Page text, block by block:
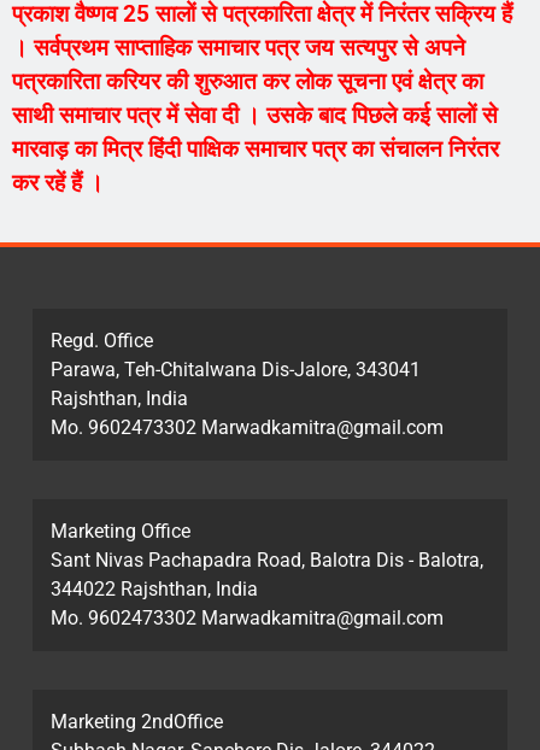
प्रकाश वैष्णव 25 सालों से पत्रकारिता क्षेत्र में निरंतर सक्रिय हैं
। सर्वप्रथम साप्ताहिक समाचार पत्र जय सत्यपुर से अपने
पत्रकारिता करियर की शुरुआत कर लोक सूचना एवं क्षेत्र का
साथी समाचार पत्र में सेवा दी । उसके बाद पिछले कई सालों से
मारवाड़ का मित्र हिंदी पाक्षिक समाचार पत्र का संचालन निरंतर
कर रहें हैं ।
Regd. Office
Parawa, Teh-Chitalwana Dis-Jalore, 343041
Rajshthan, India
Mo. 9602473302 Marwadkamitra@gmail.com
Marketing Office
Sant Nivas Pachapadra Road, Balotra Dis - Balotra,
344022 Rajshthan, India
Mo. 9602473302 Marwadkamitra@gmail.com
Marketing 2ndOffice